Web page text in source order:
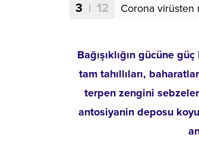
3 | 12 Corona virüsten
Bağışıklığın gücüne
tam tahıllıları,
terpen zengini
antosiyanin deposu